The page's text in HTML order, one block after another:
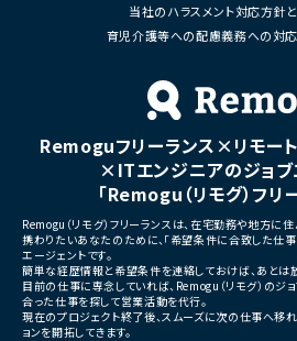
・既存サービス拡大および新規プロダクト強
・プロダクト企画
・開発推進
・フルリモート勤務可能
・10:15から朝会あり
・長期参画前提案件
当社のハラスメント対応方針
育児介護等への配慮義務への対
Remoguフリーランス×リモート
×ITエンジニアのジョブ
「Remogu（リモグ）フリ
Remogu（リモグ）フリーランスは、在宅勤務や地方に
携わりたいあなたのために、「希望条件に合致した仕
エージェントです。
簡単な経歴情報と希望条件を連絡しておけば、あとは
目前の仕事に専念していれば、Remogu（リモグ）のジ
合った仕事を探して営業活動を代行。
現在のプロジェクト終了後、スムーズに次の仕事へ移
ョンを開拓してきます。